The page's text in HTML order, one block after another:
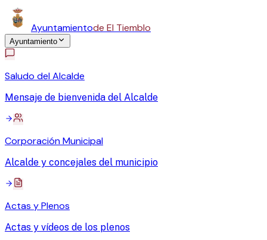
Ayuntamientode El Tiemblo
Ayuntamiento
Saludo del Alcalde
Mensaje de bienvenida del Alcalde
Corporación Municipal
Alcalde y concejales del municipio
Actas y Plenos
Actas y vídeos de los plenos